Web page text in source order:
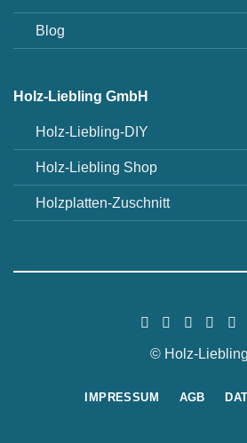
Blog
Holz-Liebling GmbH
Holz-Liebling-DIY
Holz-Liebling Shop
Holzplatten-Zuschnitt
© Holz-Liebling
IMPRESSUM AGB